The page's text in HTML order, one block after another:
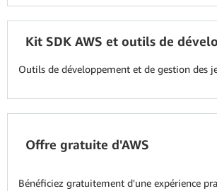
Kit SDK AWS et outils de
Outils de développement et de gestion des
Offre gratuite d'AWS
Bénéficiez gratuitement d'une expérience